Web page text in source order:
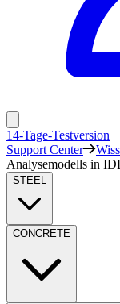
14-Tage-Testversion
Support Center
Analysemodells in
STEEL
CONCRETE